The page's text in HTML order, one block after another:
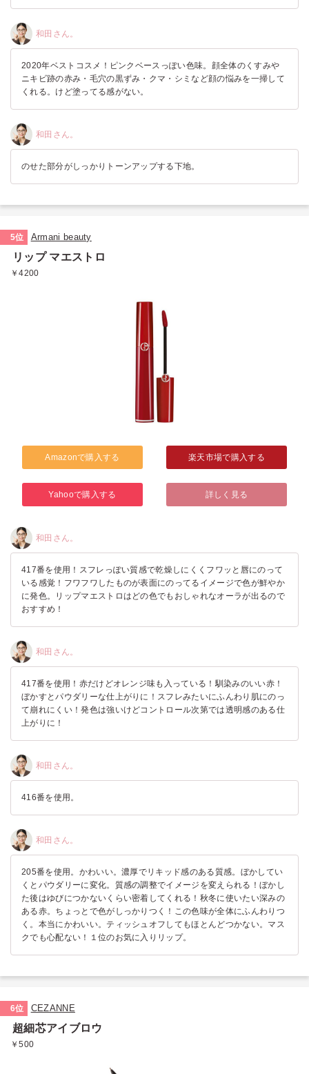
和田さん。
2020年ベストコスメ！ピンクベースっぽい色味。顔全体のくすみや
ニキビ跡の赤み・毛穴の黒ずみ・クマ・シミなど顔の悩みを一掃して
くれる。けど塗ってる感がない。
和田さん。
のせた部分がしっかりトーンアップする下地。
5位 Armani beauty
リップ マエストロ
￥4200
Amazonで購入する 楽天市場で購入する
Yahooで購入する 詳しく見る
和田さん。
417番を使用！スフレっぽい質感で乾燥しにくくフワッと唇にのって
いる感覚！フワフワしたものが表面にのってるイメージで色が鮮やか
に発色。リップマエストロはどの色でもおしゃれなオーラが出るので
おすすめ！
和田さん。
417番を使用！赤だけどオレンジ味も入っている！馴染みのいい赤！
ぼかすとパウダリーな仕上がりに！スフレみたいにふんわり肌にのっ
て崩れにくい！発色は強いけどコントロール次第では透明感のある仕
上がりに！
和田さん。
416番を使用。
和田さん。
205番を使用。かわいい。濃厚でリキッド感のある質感。ぼかしてい
くとパウダリーに変化。質感の調整でイメージを変えられる！ぼかし
た後はゆびにつかないくらい密着してくれる！秋冬に使いたい深みの
ある赤。ちょっとで色がしっかりつく！この色味が全体にふんわりつ
く。本当にかわいい。ティッシュオフしてもほとんどつかない。マス
クでも心配ない！１位のお気に入りリップ。
6位 CEZANNE
超細芯アイブロウ
￥500